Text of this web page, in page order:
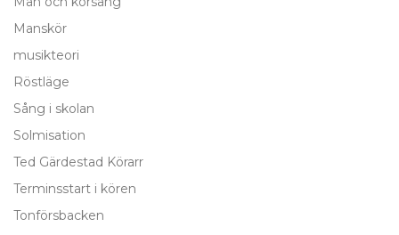
Manskör
musikteori
Röstläge
Sång i skolan
Solmisation
Ted Gärdestad Körarr
Terminsstart i kören
Tonförsbacken